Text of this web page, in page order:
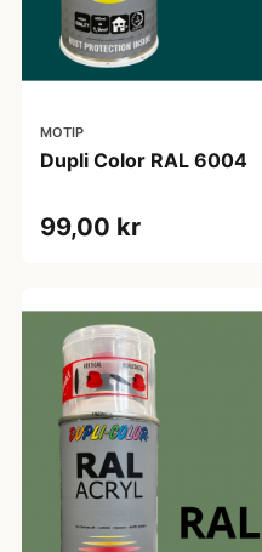
MOTIP
Dupli Color RAL 6004
99,00 kr